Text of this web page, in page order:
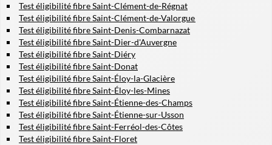
Test éligibilité fibre Saint-Clément-de-Régnat
Test éligibilité fibre Saint-Clément-de-Valorgue
Test éligibilité fibre Saint-Denis-Combarnazat
Test éligibilité fibre Saint-Dier-d'Auvergne
Test éligibilité fibre Saint-Diéry
Test éligibilité fibre Saint-Donat
Test éligibilité fibre Saint-Éloy-la-Glacière
Test éligibilité fibre Saint-Éloy-les-Mines
Test éligibilité fibre Saint-Étienne-des-Champs
Test éligibilité fibre Saint-Étienne-sur-Usson
Test éligibilité fibre Saint-Ferréol-des-Côtes
Test éligibilité fibre Saint-Floret